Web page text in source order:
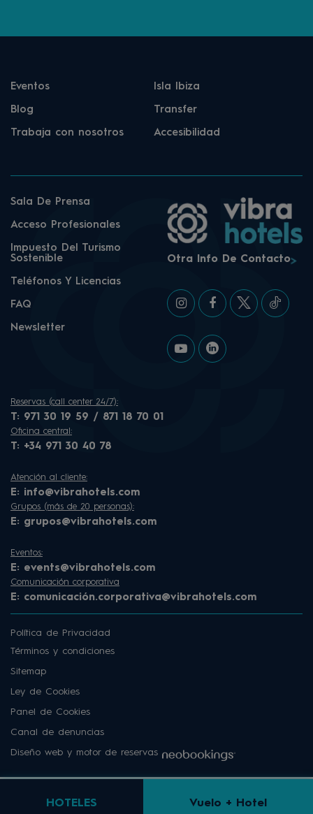
HOTELES Vuelo + Hotel
Eventos Isla Ibiza
Blog Transfer
Trabaja con nosotros Accesibilidad
Sala De Prensa
Acceso Profesionales
Impuesto Del Turismo
Sostenible
Teléfonos Y Licencias
FAQ
Newsletter
Otra Info De Contacto
Reservas (call center 24/7):
T: 971 30 19 59 / 871 18 70 01
Oficina central:
T: +34 971 30 40 78
Atención al cliente:
E: info@vibrahotels.com
Grupos (más de 20 personas):
E: grupos@vibrahotels.com
Eventos:
E: events@vibrahotels.com
Comunicación corporativa
E: comunicación.corporativa@vibrahotels.com
Política de Privacidad
Términos y condiciones
Sitemap
Ley de Cookies
Panel de Cookies
Canal de denuncias
Diseño web y motor de reservas